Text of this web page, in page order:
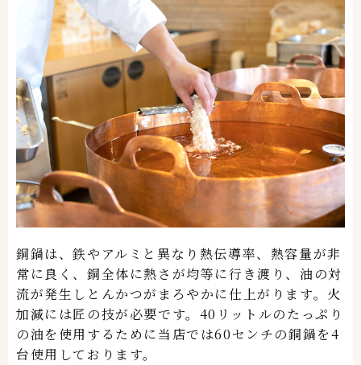
銅鍋は、鉄やアルミと異なり熱伝導率、熱容量が非
常に良く、銅全体に熱さが均等に行き渡り、油の対
流が発生しとんかつがまろやかに仕上がります。火
加減には匠の技が必要です。40リットルのたっぷり
の油を使用するために当店では60センチの銅鍋を4
台使用しております。